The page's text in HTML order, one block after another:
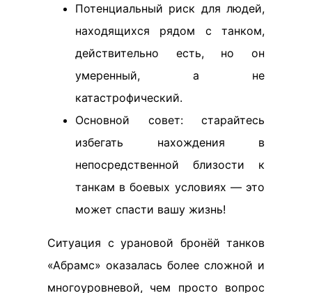
Потенциальный риск для людей,
находящихся рядом с танком,
действительно есть, но он
умеренный, а не
катастрофический.
Основной совет: старайтесь
избегать нахождения в
непосредственной близости к
танкам в боевых условиях — это
может спасти вашу жизнь!
Ситуация с урановой бронёй танков
«Абрамс» оказалась более сложной и
многоуровневой, чем просто вопрос